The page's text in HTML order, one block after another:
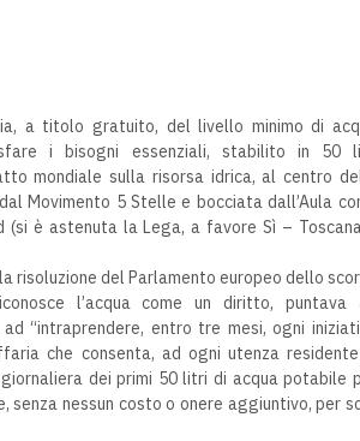
a titolo gratuito, del livello minimo di
i bisogni essenziali, stabilito in 50
mondiale sulla risorsa idrica, al centro
Movimento 5 Stelle e bocciata dall’Aula
(si è astenuta la Lega, a favore Sì –
risoluzione del Parlamento europeo dello
l’acqua come un diritto, puntava
“intraprendere, entro tre mesi, ogni
che consenta, ad ogni utenza
dei primi 50 litri di acqua potabile
senza nessun costo o onere aggiuntivo, per